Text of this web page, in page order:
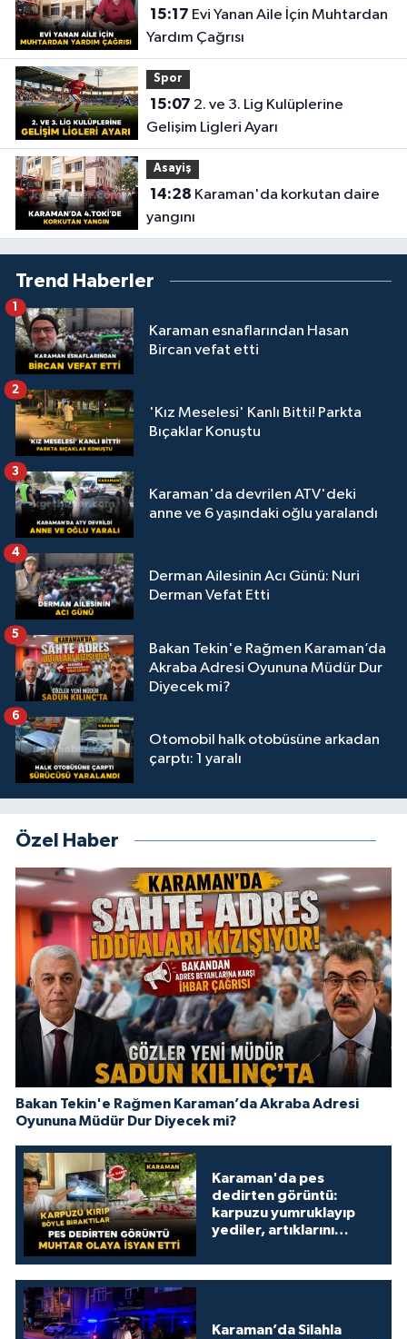
15:17
Yardım Çağrısı
Spor
15:07
Gelişim Ligleri Ayarı
Asayiş
14:28
yangını
Trend Haberler
Karaman esnaflarından Hasan
Bircan vefat etti
1
'Kız Meselesi' Kanlı Bitti! Parkta
Bıçaklar Konuştu
2
Karaman'da devrilen ATV'deki
anne ve 6 yaşındaki oğlu yaralandı
3
Derman Ailesinin Acı Günü: Nuri
Derman Vefat Etti
4
Bakan Tekin'e Rağmen Karaman’da
Akraba Adresi Oyununa Müdür Dur
Diyecek mi?
5
Otomobil halk otobüsüne arkadan
çarptı: 1 yaralı
6
Özel Haber
Bakan Tekin'e Rağmen Karaman’da Akraba Adresi
Oyununa Müdür Dur Diyecek mi?
Karaman'da pes
dedirten görüntü:
karpuzu yumruklayıp
yediler, artıklarını
Karaman’da Silahla